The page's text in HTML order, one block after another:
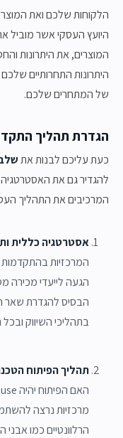
הלקוחות שלכם ואת
היועץ העסקי אשר מוביל
המוצרים, את היתרונות
היתרונות התחרותיים
של המתחרים שלכם.
הגדרת תהליך
כעת עליכם לבנות את
להגדיר גם את
המרכיבים את התהליך
אסטרטגיה כללית
המרכזיות
הגעה לייעדי מכירה
הבסיס להגדרת שאר
בתהליכי השיווק
תהליך הפיתוח
מרכזיות נרצה
הרלוונטיים כמו